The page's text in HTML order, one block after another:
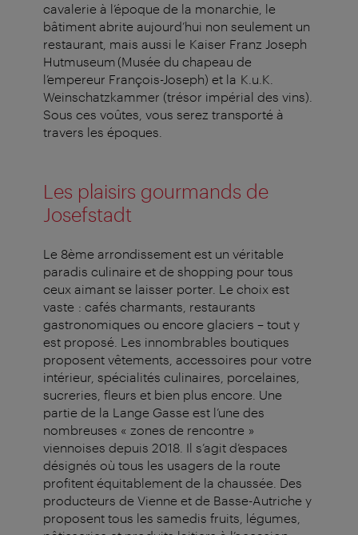
cavalerie à l’époque de la monarchie, le
bâtiment abrite aujourd’hui non seulement un
restaurant, mais aussi le Kaiser Franz Joseph
Hutmuseum (Musée du chapeau de
l’empereur François-Joseph) et la K.u.K.
Weinschatzkammer (trésor impérial des vins).
Sous ces voûtes, vous serez transporté à
travers les époques.
Les plaisirs gourmands de
Josefstadt
Le 8ème arrondissement est un véritable
paradis culinaire et de shopping pour tous
ceux aimant se laisser porter. Le choix est
vaste : cafés charmants, restaurants
gastronomiques ou encore glaciers – tout y
est proposé. Les innombrables boutiques
proposent vêtements, accessoires pour votre
intérieur, spécialités culinaires, porcelaines,
sucreries, fleurs et bien plus encore. Une
partie de la Lange Gasse est l’une des
nombreuses « zones de rencontre »
viennoises depuis 2018. Il s’agit d’espaces
désignés où tous les usagers de la route
profitent équitablement de la chaussée. Des
producteurs de Vienne et de Basse-Autriche y
proposent tous les samedis fruits, légumes,